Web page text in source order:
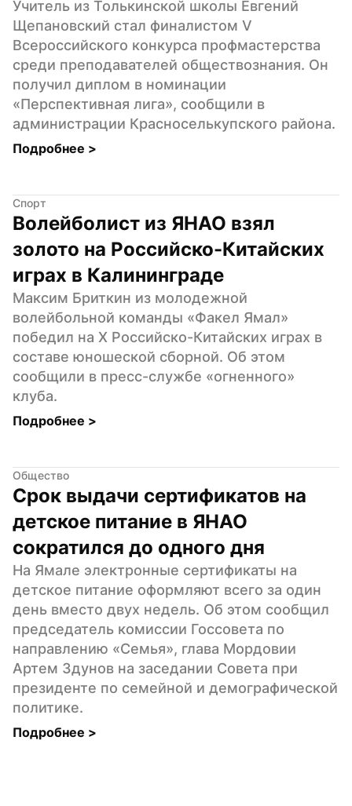
Учитель из Толькинской школы Евгений
Щепановский стал финалистом V
Всероссийского конкурса профмастерства
среди преподавателей обществознания. Он
получил диплом в номинации
«Перспективная лига», сообщили в
администрации Красноселькупского района.
Подробнее >
Спорт
Волейболист из ЯНАО взял
золото на Российско-Китайских
играх в Калининграде
Максим Бриткин из молодежной
волейбольной команды «Факел Ямал»
победил на X Российско-Китайских играх в
составе юношеской сборной. Об этом
сообщили в пресс-службе «огненного»
клуба.
Подробнее >
Общество
Срок выдачи сертификатов на
детское питание в ЯНАО
сократился до одного дня
На Ямале электронные сертификаты на
детское питание оформляют всего за один
день вместо двух недель. Об этом сообщил
председатель комиссии Госсовета по
направлению «Семья», глава Мордовии
Артем Здунов на заседании Совета при
президенте по семейной и демографической
политике.
Подробнее >